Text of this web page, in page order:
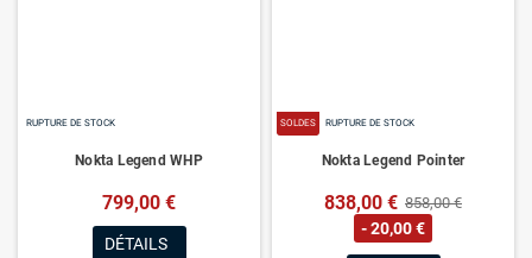
RUPTURE DE STOCK
Nokta Legend WHP
799,00 €
DÉTAILS
SOLDES RUPTURE DE STOCK
Nokta Legend Pointer
838,00 € 858,00 €
- 20,00 €